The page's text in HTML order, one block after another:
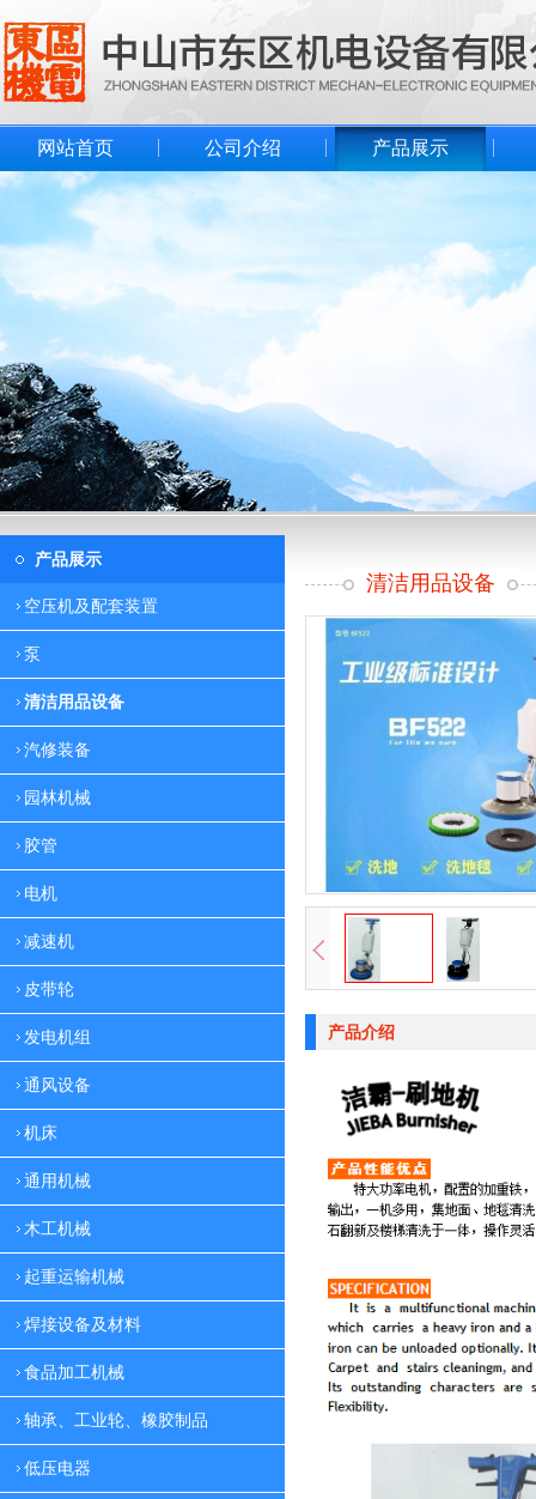
网站首页 公司介绍 产品展示
产品展示
空压机及配套装置
泵
清洁用品设备
汽修装备
园林机械
胶管
电机
减速机
皮带轮
发电机组
通风设备
机床
通用机械
木工机械
起重运输机械
焊接设备及材料
食品加工机械
轴承、工业轮、橡胶制品
低压电器
清洁用品设备
产品介绍